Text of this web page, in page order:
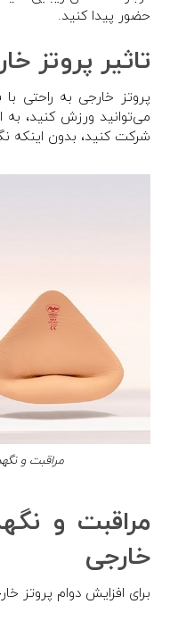
حضور پیدا کنید.
تاثیر پروتز
پروتز خارجی به راحتی
می‌توانید ورزش کنید، به
شرکت کنید، بدون اینکه
مراقبت و
مراقبت و
خارجی
برای افزایش دوام پروتز